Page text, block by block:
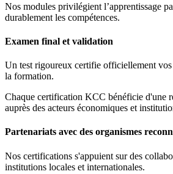
Nos modules privilégient l’apprentissage
durablement les compétences.
Examen final et validation
Un test rigoureux certifie officiellement vos
la formation.
Chaque certification KCC bénéficie d'une
auprès des acteurs économiques et
Partenariats avec des organismes
Nos certifications s'appuient sur des
institutions locales et internationales.